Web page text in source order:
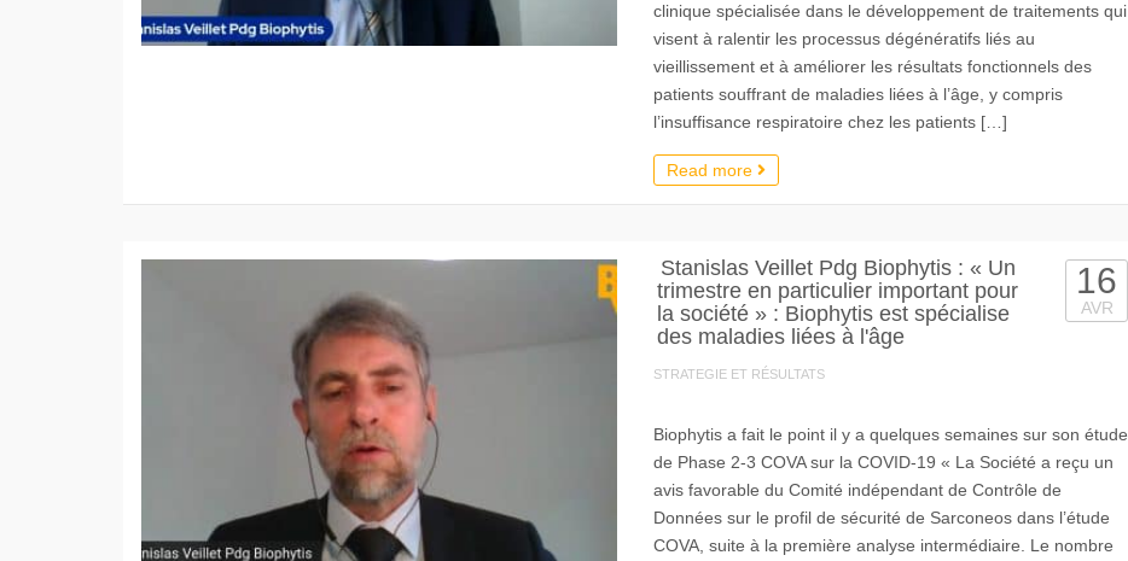
clinique spécialisée dans le développement de traitements qui
visent à ralentir les processus dégénératifs liés au
vieillissement et à améliorer les résultats fonctionnels des
patients souffrant de maladies liées à l’âge, y compris
l’insuffisance respiratoire chez les patients […]
Read more
Stanislas Veillet Pdg Biophytis : « Un
trimestre en particulier important pour
la société » : Biophytis est spécialise
des maladies liées à l'âge
STRATEGIE ET RÉSULTATS
16
AVR
Biophytis a fait le point il y a quelques semaines sur son étude
de Phase 2-3 COVA sur la COVID-19 « La Société a reçu un
avis favorable du Comité indépendant de Contrôle de
Données sur le profil de sécurité de Sarconeos dans l’étude
COVA, suite à la première analyse intermédiaire. Le nombre